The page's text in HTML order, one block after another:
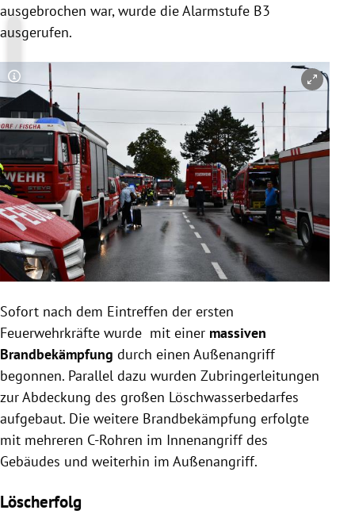
ausgebrochen war, wurde die Alarmstufe B3
ausgerufen.
Copyright-Hinweis öffnen/schließen
Sofort nach dem Eintreffen der ersten
Feuerwehrkräfte wurde mit einer massiven
Brandbekämpfung durch einen Außenangriff
begonnen. Parallel dazu wurden Zubringerleitungen
zur Abdeckung des großen Löschwasserbedarfes
aufgebaut. Die weitere Brandbekämpfung erfolgte
mit mehreren C-Rohren im Innenangriff des
Gebäudes und weiterhin im Außenangriff.
Löscherfolg